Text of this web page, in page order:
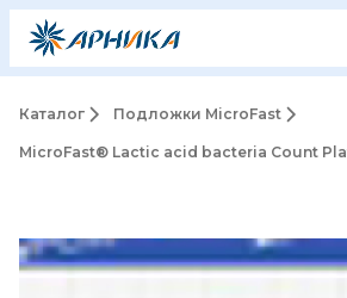
Каталог Подложки MicroFast
MicroFast® Lactic acid bacteria Count